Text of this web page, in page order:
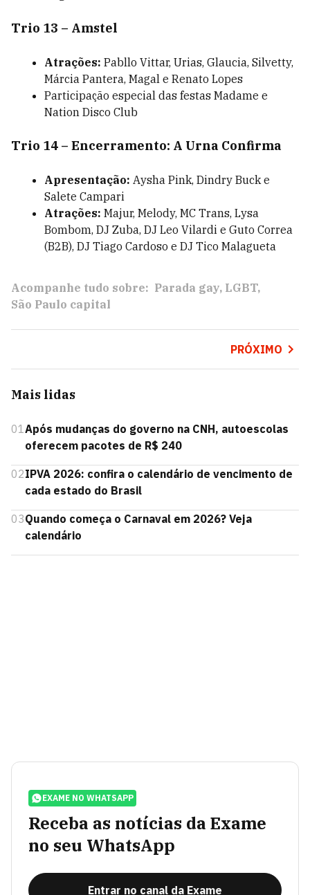
Trio 13 – Amstel
Atrações: Pabllo Vittar, Urias, Glaucia, Silvetty,
Márcia Pantera, Magal e Renato Lopes
Participação especial das festas Madame e
Nation Disco Club
Trio 14 – Encerramento: A Urna Confirma
Apresentação: Aysha Pink, Dindry Buck e
Salete Campari
Atrações: Majur, Melody, MC Trans, Lysa
Bombom, DJ Zuba, DJ Leo Vilardi e Guto Correa
(B2B), DJ Tiago Cardoso e DJ Tico Malagueta
Acompanhe tudo sobre: Parada gay LGBT
São Paulo capital
PRÓXIMO
Mais lidas
01Após mudanças do governo na CNH, autoescolas
oferecem pacotes de R$ 240
02IPVA 2026: confira o calendário de vencimento de
cada estado do Brasil
03Quando começa o Carnaval em 2026? Veja
calendário
EXAME NO WHATSAPP
Receba as notícias da Exame
no seu WhatsApp
Entrar no canal da Exame